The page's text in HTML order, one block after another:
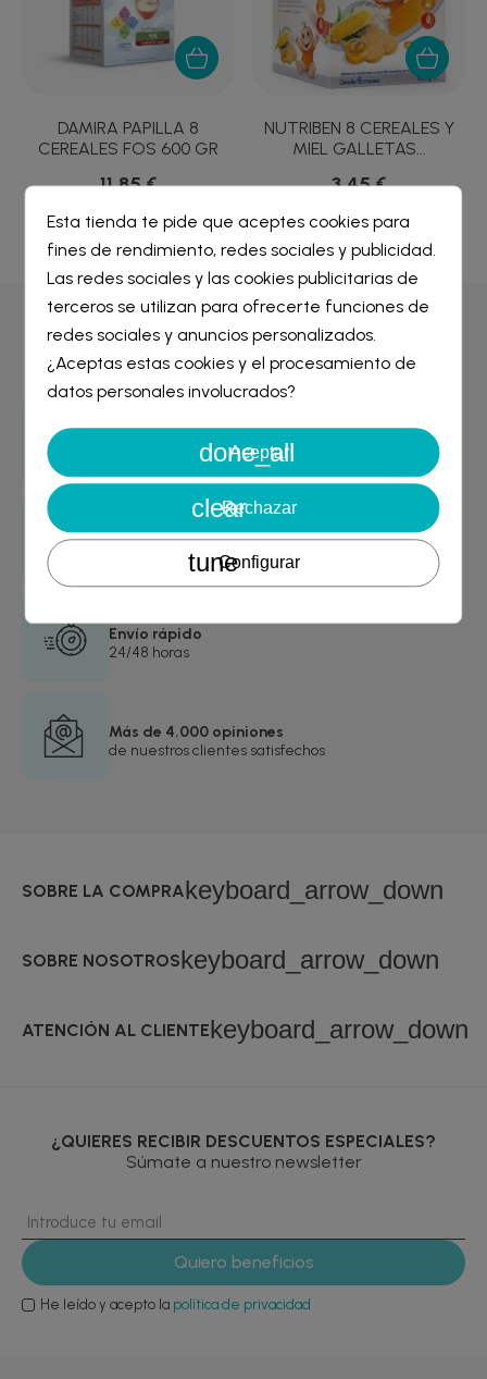
DAMIRA PAPILLA 8
CEREALES FOS 600 GR
11,85 €
NUTRIBEN 8 CEREALES Y
MIEL GALLETAS...
3,45 €
Por qué comprar enFarmacia Liceo
Garantía de devolución
Envío rápido
24/48 horas
Más de 4.000 opiniones
de nuestros clientes satisfechos
SOBRE LA COMPRAkeyboard_arrow_down
SOBRE NOSOTROSkeyboard_arrow_down
ATENCIÓN AL CLIENTEkeyboard_arrow_down
¿QUIERES RECIBIR DESCUENTOS ESPECIALES?
Súmate a nuestro newsletter
He leído y acepto la política de privacidad
Crear lista de deseos
Nombre de la lista de deseos
Cancelar Crear lista de deseos
Iniciar sesión
Debe iniciar sesión para guardar productos en su lista de
deseos.
Cancelar Iniciar sesión
Esta tienda te pide que aceptes cookies para
fines de rendimiento, redes sociales y publicidad.
Las redes sociales y las cookies publicitarias de
terceros se utilizan para ofrecerte funciones de
redes sociales y anuncios personalizados.
¿Aceptas estas cookies y el procesamiento de
datos personales involucrados?
done_all
Aceptar
clearRechazar
tuneConfigurar